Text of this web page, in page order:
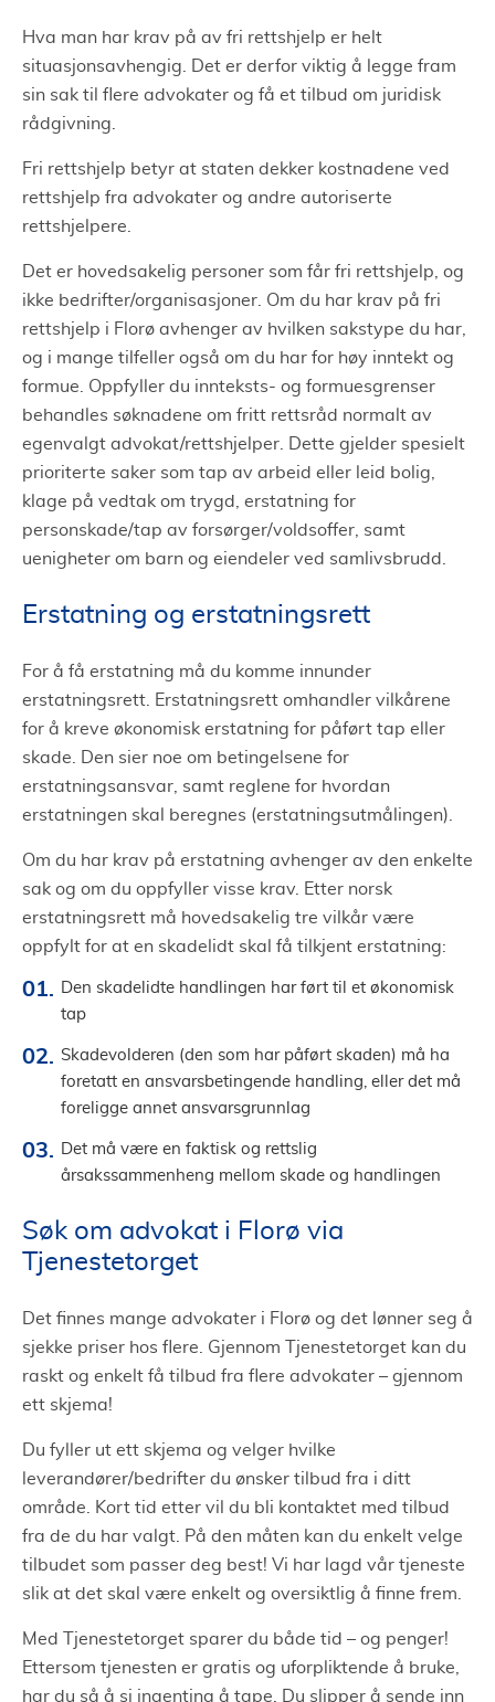
Hva man har krav på av fri rettshjelp er helt
situasjonsavhengig. Det er derfor viktig å legge fram
sin sak til flere advokater og få et tilbud om juridisk
rådgivning.
Fri rettshjelp betyr at staten dekker kostnadene ved
rettshjelp fra advokater og andre autoriserte
rettshjelpere.
Det er hovedsakelig personer som får fri rettshjelp, og
ikke bedrifter/organisasjoner. Om du har krav på fri
rettshjelp i Florø avhenger av hvilken sakstype du har,
og i mange tilfeller også om du har for høy inntekt og
formue. Oppfyller du innteksts- og formuesgrenser
behandles søknadene om fritt rettsråd normalt av
egenvalgt advokat/rettshjelper. Dette gjelder spesielt
prioriterte saker som tap av arbeid eller leid bolig,
klage på vedtak om trygd, erstatning for
personskade/tap av forsørger/voldsoffer, samt
uenigheter om barn og eiendeler ved samlivsbrudd.
Erstatning og erstatningsrett
For å få erstatning må du komme innunder
erstatningsrett. Erstatningsrett omhandler vilkårene
for å kreve økonomisk erstatning for påført tap eller
skade. Den sier noe om betingelsene for
erstatningsansvar, samt reglene for hvordan
erstatningen skal beregnes (erstatningsutmålingen).
Om du har krav på erstatning avhenger av den enkelte
sak og om du oppfyller visse krav. Etter norsk
erstatningsrett må hovedsakelig tre vilkår være
oppfylt for at en skadelidt skal få tilkjent erstatning:
Den skadelidte handlingen har ført til et økonomisk
tap
Skadevolderen (den som har påført skaden) må ha
foretatt en ansvarsbetingende handling, eller det må
foreligge annet ansvarsgrunnlag
Det må være en faktisk og rettslig
årsakssammenheng mellom skade og handlingen
Søk om advokat i Florø via
Tjenestetorget
Det finnes mange advokater i Florø og det lønner seg å
sjekke priser hos flere. Gjennom Tjenestetorget kan du
raskt og enkelt få tilbud fra flere advokater – gjennom
ett skjema!
Du fyller ut ett skjema og velger hvilke
leverandører/bedrifter du ønsker tilbud fra i ditt
område. Kort tid etter vil du bli kontaktet med tilbud
fra de du har valgt. På den måten kan du enkelt velge
tilbudet som passer deg best! Vi har lagd vår tjeneste
slik at det skal være enkelt og oversiktlig å finne frem.
Med Tjenestetorget sparer du både tid – og penger!
Ettersom tjenesten er gratis og uforpliktende å bruke,
har du så å si ingenting å tape. Du slipper å sende inn